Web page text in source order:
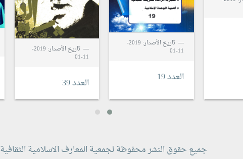
تاريخ الأصدار: 2019-
11-01
العدد 19
تاريخ الأصدار: 2019-
11-01
العدد 39
جميع حقوق النشر محفوظة لجمعية المعارف الاسلامية الثقافية